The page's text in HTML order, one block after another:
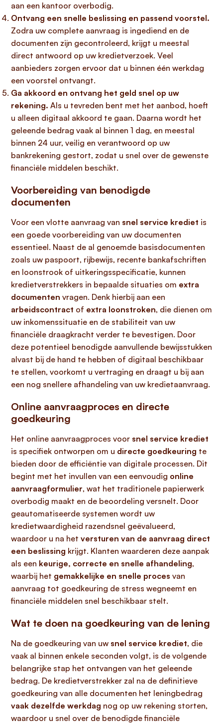
aan een kantoor overbodig.
Ontvang een snelle beslissing en passend voorstel.
Zodra uw complete aanvraag is ingediend en de
documenten zijn gecontroleerd, krijgt u meestal
direct antwoord op uw kredietverzoek. Veel
aanbieders zorgen ervoor dat u binnen één werkdag
een voorstel ontvangt.
Ga akkoord en ontvang het geld snel op uw
rekening. Als u tevreden bent met het aanbod, hoeft
u alleen digitaal akkoord te gaan. Daarna wordt het
geleende bedrag vaak al binnen 1 dag, en meestal
binnen 24 uur, veilig en verantwoord op uw
bankrekening gestort, zodat u snel over de gewenste
financiële middelen beschikt.
Voorbereiding van benodigde
documenten
Voor een vlotte aanvraag van snel service krediet is
een goede voorbereiding van uw documenten
essentieel. Naast de al genoemde basisdocumenten
zoals uw paspoort, rijbewijs, recente bankafschriften
en loonstrook of uitkeringsspecificatie, kunnen
kredietverstrekkers in bepaalde situaties om extra
documenten vragen. Denk hierbij aan een
arbeidscontract of extra loonstroken, die dienen om
uw inkomenssituatie en de stabiliteit van uw
financiële draagkracht verder te bevestigen. Door
deze potentieel benodigde aanvullende bewijsstukken
alvast bij de hand te hebben of digitaal beschikbaar
te stellen, voorkomt u vertraging en draagt u bij aan
een nog snellere afhandeling van uw kredietaanvraag.
Online aanvraagproces en directe
goedkeuring
Het online aanvraagproces voor snel service krediet
is specifiek ontworpen om u directe goedkeuring te
bieden door de efficiëntie van digitale processen. Dit
begint met het invullen van een eenvoudig online
aanvraagformulier, wat het traditionele papierwerk
overbodig maakt en de beoordeling versnelt. Door
geautomatiseerde systemen wordt uw
kredietwaardigheid razendsnel geëvalueerd,
waardoor u na het versturen van de aanvraag direct
een beslissing krijgt. Klanten waarderen deze aanpak
als een keurige, correcte en snelle afhandeling,
waarbij het gemakkelijke en snelle proces van
aanvraag tot goedkeuring de stress wegneemt en
financiële middelen snel beschikbaar stelt.
Wat te doen na goedkeuring van de lening
Na de goedkeuring van uw snel service krediet, die
vaak al binnen enkele seconden volgt, is de volgende
belangrijke stap het ontvangen van het geleende
bedrag. De kredietverstrekker zal na de definitieve
goedkeuring van alle documenten het leningbedrag
vaak dezelfde werkdag nog op uw rekening storten,
waardoor u snel over de benodigde financiële